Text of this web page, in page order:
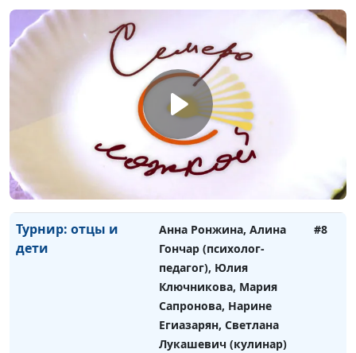
Лукашевич (кулинар),
Соколова, Ольга
Турутина
Анна Ронжина, Анна
Мартынова, Екатерина
Сажина, Галина
Мещерякова, Ольга
Феофанова, Татьяна
Тимонина (кулинар)
Турнир: отцы и
дети
Анна Ронжина, Алина
Гончар (психолог-
педагог), Юлия
Ключникова, Мария
Сапронова, Нарине
Егиазарян, Светлана
Лукашевич (кулинар)
#8